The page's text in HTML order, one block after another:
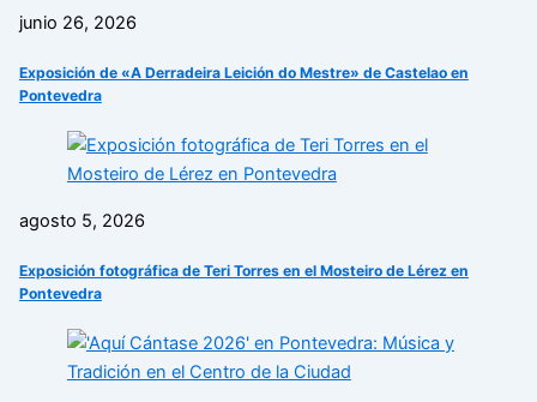
junio 26, 2026
Exposición de «A Derradeira Leición do Mestre» de Castelao en
Pontevedra
agosto 5, 2026
Exposición fotográfica de Teri Torres en el Mosteiro de Lérez en
Pontevedra